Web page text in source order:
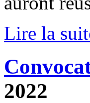
Lire la
2022